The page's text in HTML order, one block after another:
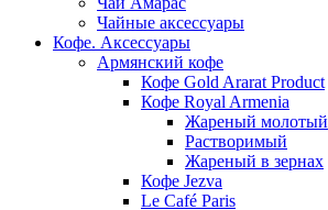
Чайные аксессуары
Кофе. Аксессуары
Армянский кофе
Кофе Gold Ararat Product
Кофе Royal Armenia
Жареный молотый
Растворимый
Жареный в зернах
Кофе Jezva
Le Café Paris